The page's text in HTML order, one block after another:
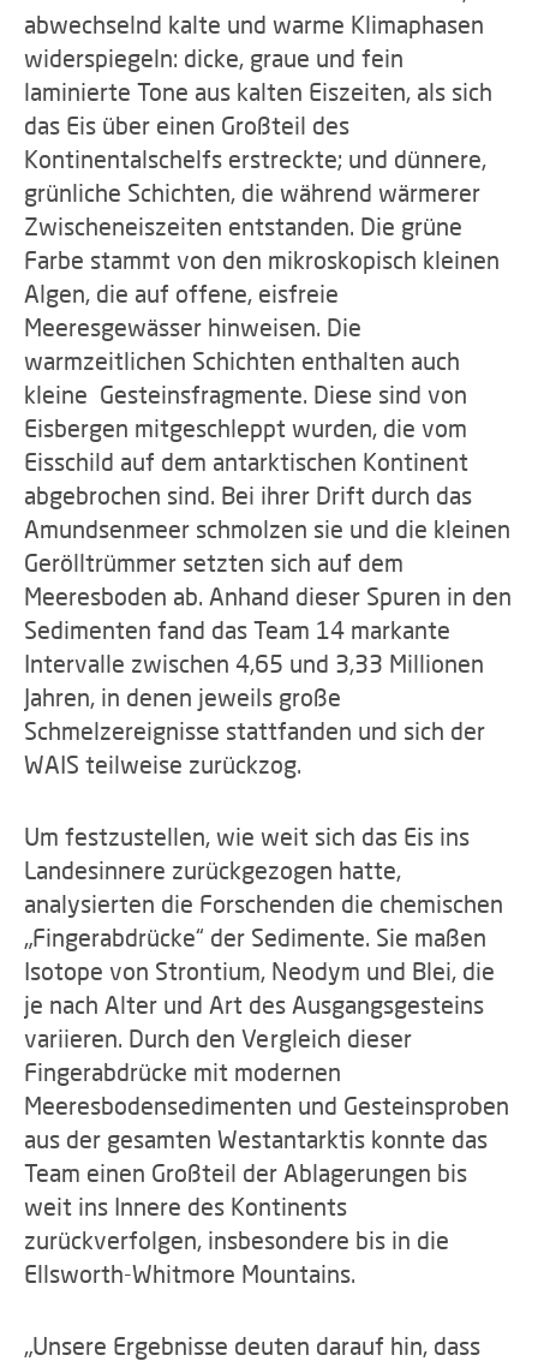
abwechselnd kalte und warme Klimaphasen
widerspiegeln: dicke, graue und fein
laminierte Tone aus kalten Eiszeiten, als sich
das Eis über einen Großteil des
Kontinentalschelfs erstreckte; und dünnere,
grünliche Schichten, die während wärmerer
Zwischeneiszeiten entstanden. Die grüne
Farbe stammt von den mikroskopisch kleinen
Algen, die auf offene, eisfreie
Meeresgewässer hinweisen. Die
warmzeitlichen Schichten enthalten auch
kleine Gesteinsfragmente. Diese sind von
Eisbergen mitgeschleppt wurden, die vom
Eisschild auf dem antarktischen Kontinent
abgebrochen sind. Bei ihrer Drift durch das
Amundsenmeer schmolzen sie und die kleinen
Gerölltrümmer setzten sich auf dem
Meeresboden ab. Anhand dieser Spuren in den
Sedimenten fand das Team 14 markante
Intervalle zwischen 4,65 und 3,33 Millionen
Jahren, in denen jeweils große
Schmelzereignisse stattfanden und sich der
WAIS teilweise zurückzog.
Um festzustellen, wie weit sich das Eis ins
Landesinnere zurückgezogen hatte,
analysierten die Forschenden die chemischen
„Fingerabdrücke“ der Sedimente. Sie maßen
Isotope von Strontium, Neodym und Blei, die
je nach Alter und Art des Ausgangsgesteins
variieren. Durch den Vergleich dieser
Fingerabdrücke mit modernen
Meeresbodensedimenten und Gesteinsproben
aus der gesamten Westantarktis konnte das
Team einen Großteil der Ablagerungen bis
weit ins Innere des Kontinents
zurückverfolgen, insbesondere bis in die
Ellsworth-Whitmore Mountains.
„Unsere Ergebnisse deuten darauf hin, dass